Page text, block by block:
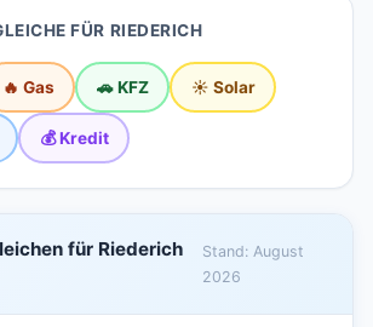
FÜR RIEDERICH
🔥 Gas 🚗 KFZ ☀️ Solar
💰 Kredit
für Riederich
Stand: August
2026